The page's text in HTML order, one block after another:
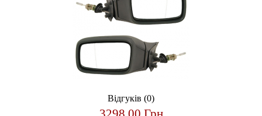
Відгуків (0)